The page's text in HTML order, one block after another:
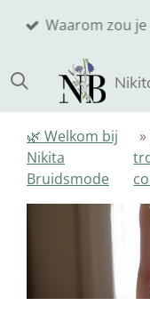
de
hoofdinhoud
Waarom zou
🌿 Welkom bij
Nikita
Bruidsmode
»